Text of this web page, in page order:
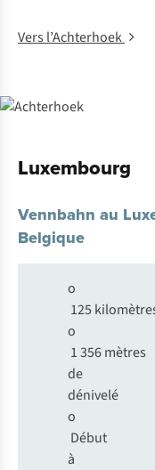
Vers l’Achterhoek
Luxembourg
Vennbahn au
Belgique
o
125
o
1 356 mètres
de
dénivelé
o
Début
à